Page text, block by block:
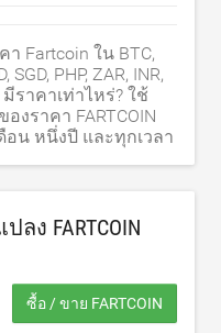
Fartcoin ใน BTC,
SGD, PHP, ZAR, INR,
มีราคาเท่าไหร่? ใช้
งราคา FARTCOIN
น หนึ่งปี และทุกเวลา
ลง FARTCOIN
ซื้อ / ขาย FARTCOIN